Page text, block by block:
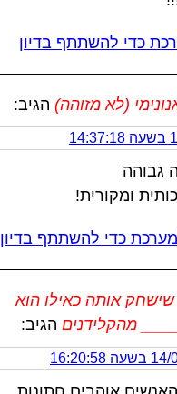
כדי להשתתף בדיון
(לא מזוהה) הגיב:
גבוהה
ומקורית!
כדי להשתתף בדיון
אותה כאילו הוא
מהקלידנים הגיב: